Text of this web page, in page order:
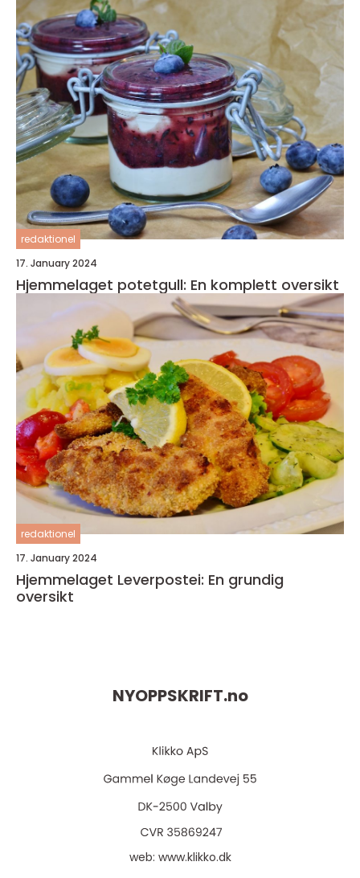
redaktionel
17. January 2024
Hjemmelaget potetgull: En komplett oversikt
redaktionel
17. January 2024
Hjemmelaget Leverpostei: En grundig
oversikt
NYOPPSKRIFT.no
web: www.klikko.dk